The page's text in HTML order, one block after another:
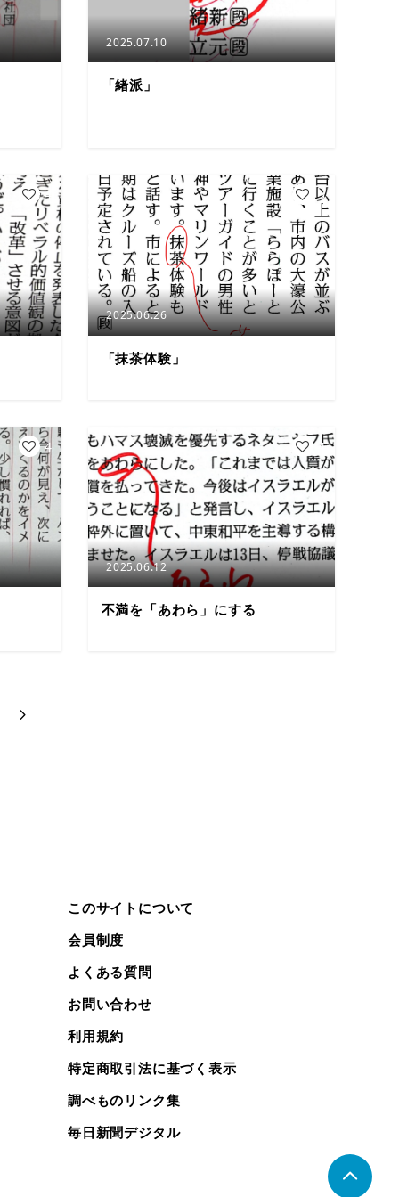
2025.07.10
「緒派」
4
2025.06.26
「抹茶体験」
5
4
2025.06.12
不満を「あわら」にする
4

このサイトについて
会員制度
よくある質問
お問い合わせ
利用規約
特定商取引法に基づく表示
調べものリンク集
毎日新聞デジタル